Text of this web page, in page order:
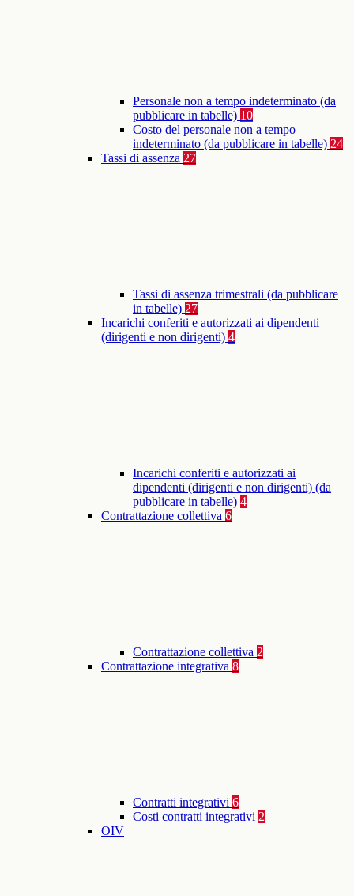
Personale non a tempo indeterminato (da
pubblicare in tabelle) 10
Costo del personale non a tempo
indeterminato (da pubblicare in tabelle) 24
Tassi di assenza 27
Tassi di assenza trimestrali (da pubblicare
in tabelle) 27
Incarichi conferiti e autorizzati ai dipendenti
(dirigenti e non dirigenti) 4
Incarichi conferiti e autorizzati ai
dipendenti (dirigenti e non dirigenti) (da
pubblicare in tabelle) 4
Contrattazione collettiva 6
Contrattazione collettiva 2
Contrattazione integrativa 8
Contratti integrativi 6
Costi contratti integrativi 2
OIV